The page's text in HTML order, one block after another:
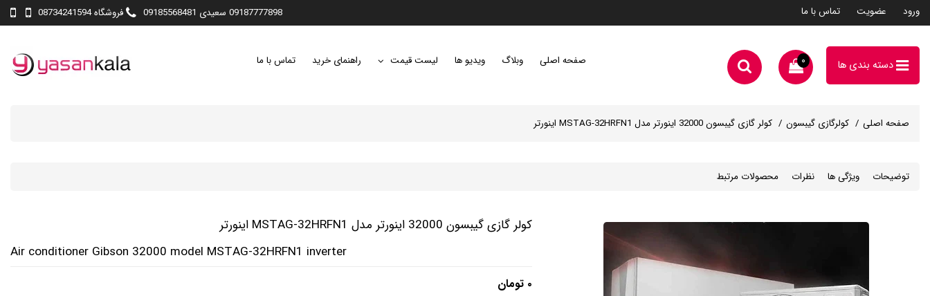
ورود عضویت تماس با ما 09187777898 سعیدی 09185568481 فروشگاه 08734241594
دسته بندی ها ۰ صفحه اصلی وبلاگ ویدیو ها لیست قیمت راهنمای خرید تماس با ما
صفحه اصلی کولرگازی گیبسون کولر گازی گیبسون 32000 اینورتر مدل MSTAG-32HRFN1 اینورتر
توضیحات ویژگی ها نظرات محصولات مرتبط
کولر گازی گیبسون 32000 اینورتر مدل MSTAG-32HRFN1 اینورتر
Air conditioner Gibson 32000 model MSTAG-32HRFN1 inverter
۰ تومان